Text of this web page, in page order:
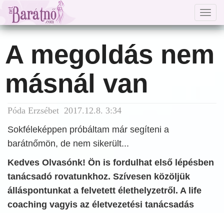
A megoldás nem
másnál van
Póda Erzsébet 2017.12.8. 3:34
Sokféleképpen próbáltam már segíteni a
barátnőmön, de nem sikerült...
Kedves Olvasónk! Ön is fordulhat első lépésben
tanácsadó rovatunkhoz. Szívesen közöljük
álláspontunkat a felvetett élethelyzetről. A life
coaching vagyis az életvezetési tanácsadás